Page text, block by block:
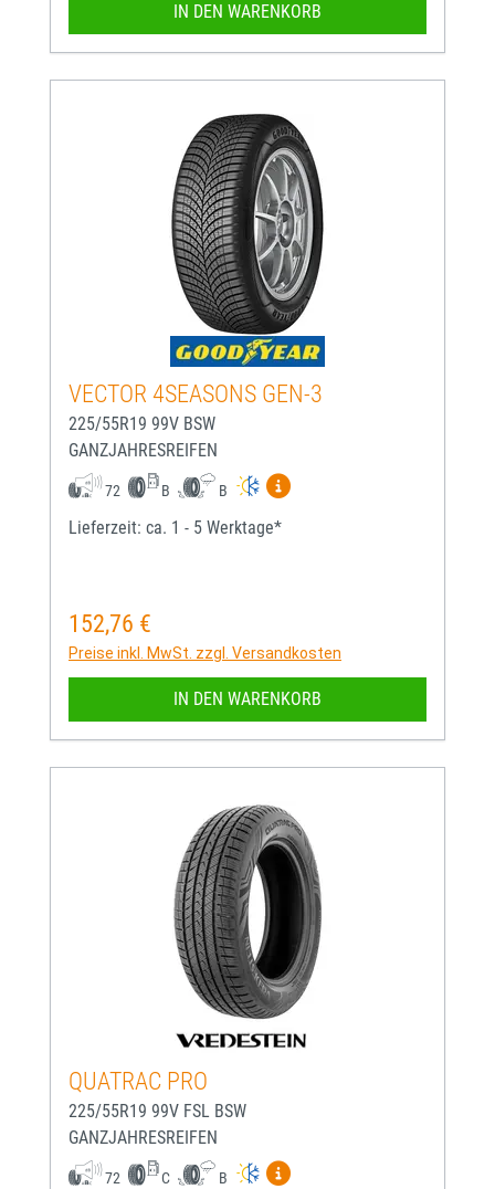
IN DEN WARENKORB
VECTOR 4SEASONS GEN-3
225/55R19 99V BSW
GANZJAHRESREIFEN
72 B B
Mehr Informationen zum
Lieferzeit: ca. 1 - 5 Werktage*
Regulärer Preis:
152,76 €
Preise inkl. MwSt. zzgl. Versandkosten
IN DEN WARENKORB
QUATRAC PRO
225/55R19 99V FSL BSW
GANZJAHRESREIFEN
72 C B Mehr Informationen zum